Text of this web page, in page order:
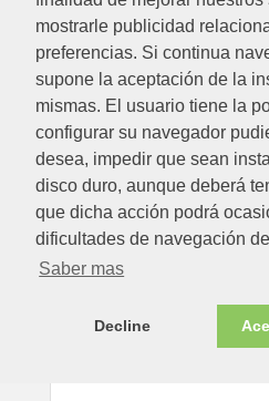
mostrarle publicidad
preferencias. Si continua
supone la aceptación de la
mismas. El usuario tiene la
configurar su navegador
desea, impedir que sean
disco duro, aunque deberá
que dicha acción podrá
dificultades de navegación
Saber mas
Decline
DOWNLIGHT INTER. 18W
6500K PACK
Ver detalle